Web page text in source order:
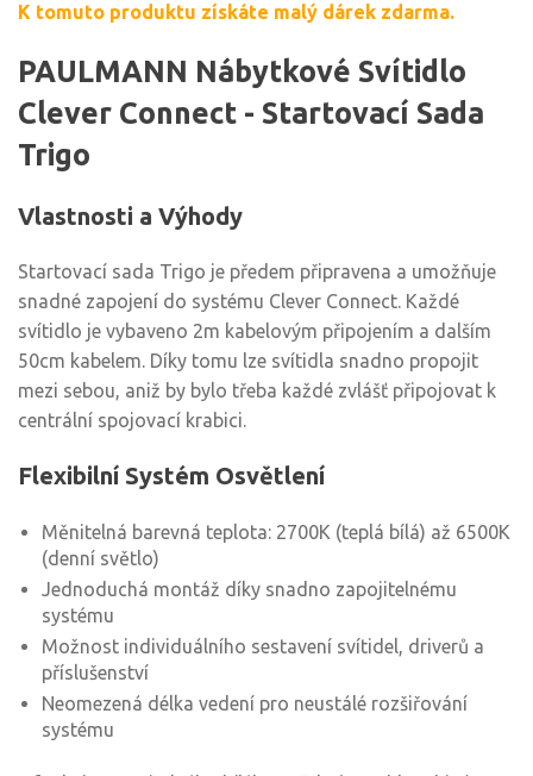
K tomuto produktu získáte malý dárek zdarma.
PAULMANN Nábytkové Svítidlo
Clever Connect - Startovací Sada
Trigo
Vlastnosti a Výhody
Startovací sada Trigo je předem připravena a umožňuje
snadné zapojení do systému Clever Connect. Každé
svítidlo je vybaveno 2m kabelovým připojením a dalším
50cm kabelem. Díky tomu lze svítidla snadno propojit
mezi sebou, aniž by bylo třeba každé zvlášť připojovat k
centrální spojovací krabici.
Flexibilní Systém Osvětlení
Měnitelná barevná teplota: 2700K (teplá bílá) až 6500K
(denní světlo)
Jednoduchá montáž díky snadno zapojitelnému
systému
Možnost individuálního sestavení svítidel, driverů a
příslušenství
Neomezená délka vedení pro neustálé rozšiřování
systému